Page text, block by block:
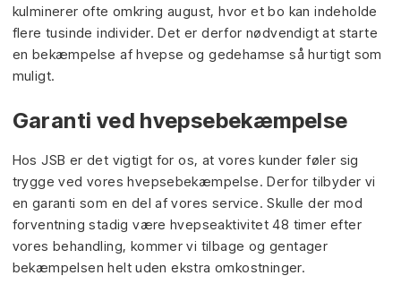
kulminerer ofte omkring august, hvor et bo kan indeholde
flere tusinde individer. Det er derfor nødvendigt at starte
en bekæmpelse af hvepse og gedehamse så hurtigt som
muligt.
Garanti ved hvepsebekæmpelse
Hos JSB er det vigtigt for os, at vores kunder føler sig
trygge ved vores hvepsebekæmpelse. Derfor tilbyder vi
en garanti som en del af vores service. Skulle der mod
forventning stadig være hvepseaktivitet 48 timer efter
vores behandling, kommer vi tilbage og gentager
bekæmpelsen helt uden ekstra omkostninger.